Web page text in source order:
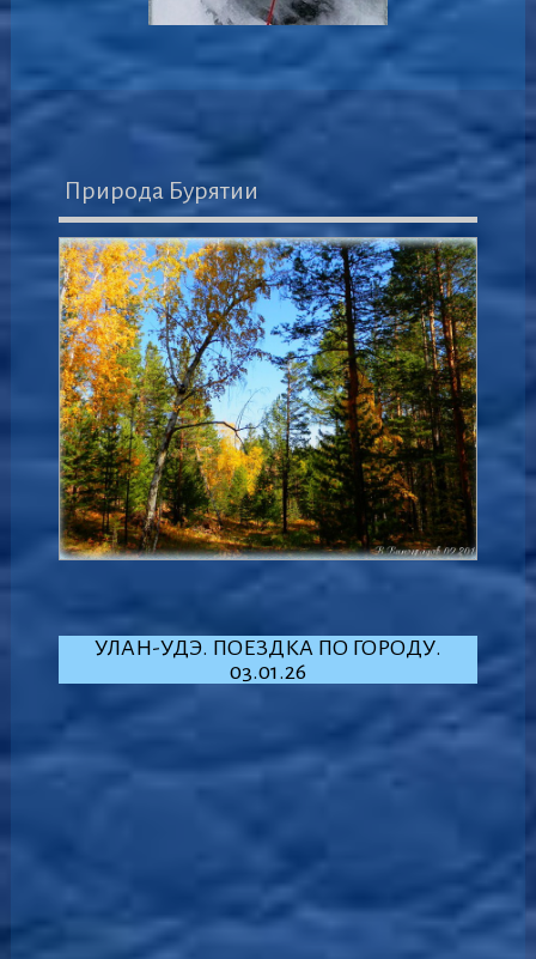
Природа Бурятии
УЛАН-УДЭ. ПОЕЗДКА ПО ГОРОДУ.
03.01.26